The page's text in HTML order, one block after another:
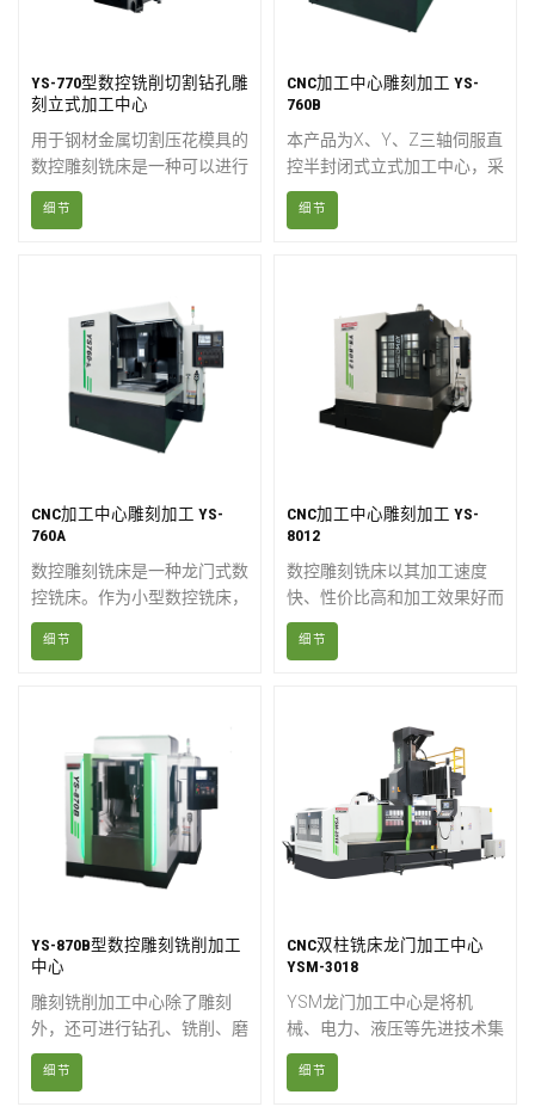
YS-770型数控铣削切割钻孔雕
刻立式加工中心
用于钢材金属切割压花模具的
数控雕刻铣床是一种可以进行
雕刻或铣削的工具加工中心。
在雕刻机的基础上，提高了主
轴的高速运转，更重要的是，
提高了加工精度。雕刻铣床也
在向高速方向发展，通常被称
为高速雕刻铣床。它具有更强
的切削能力和更高的加工精
细节
CNC加工中心雕刻加工 YS-
760B
本产品为X、Y、Z三轴伺服直
控半封闭式立式加工中心，采
用三轴直线滚珠导轨，导轨负
载能力强，跨距宽，精度高，
圆盘、板材、壳体、凸轮、模
具等各种零件。可用于钻孔、
铣削、镗孔、扩孔、铰孔、刚
性攻丝等加工。中小批量产品
生产可满足复杂高精度零件的
加工需求。另可配备第四旋转
求。
细节
CNC加工中心雕刻加工 YS-
760A
数控雕刻铣床是一种龙门式数
控铣床。作为小型数控铣床，
它不仅精度毋庸置疑，刚性也
相当出色。数控雕刻铣床广泛
细节
CNC加工中心雕刻加工 YS-
8012
数控雕刻铣床以其加工速度
快、性价比高和加工效果好而
著称。是制作3D模具和冲压
模具、压花模具、滚压模具、
我们提供免费培训和无限次技
术支持。欢迎随时联系我们。
细节
YS-870B型数控雕刻铣削加工
中心
雕刻铣削加工中心除了雕刻
外，还可进行钻孔、铣削、磨
削和攻丝。该机床运行速度
快，切削能力强，加工精度
细节
CNC双柱铣床龙门加工中心
YSM-3018
YSM龙门加工中心是将机
械、电力、液压等先进技术集
成于一体的机械加工设备，主
要用于模具、CAM、叶轮和
细节